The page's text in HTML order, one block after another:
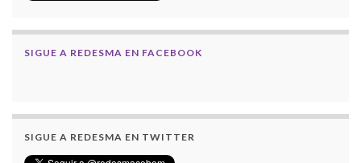
SIGUE A REDESMA EN FACEBOOK
SIGUE A REDESMA EN TWITTER